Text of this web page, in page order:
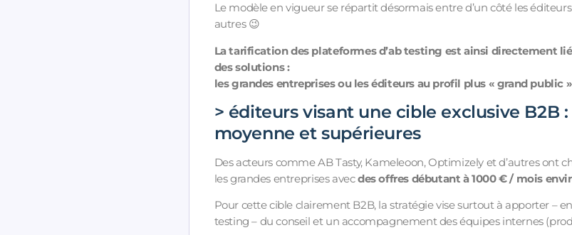
Le modèle en vigueur se répartit désormais entre d’un côté les
autres 😉
La tarification des plateformes d’ab testing est ainsi directement
des solutions :
les grandes entreprises ou les éditeurs au profil plus « grand public
> éditeurs visant une cible exclusive B2B
moyenne et supérieures
Des acteurs comme AB Tasty, Kameleoon, Optimizely et d’autres ont
les grandes entreprises avecdes offres débutant à 1000 € / mois
Pour cette cible clairement B2B, la stratégie vise surtout à apporter –
testing – du conseil et un accompagnement des équipes internes